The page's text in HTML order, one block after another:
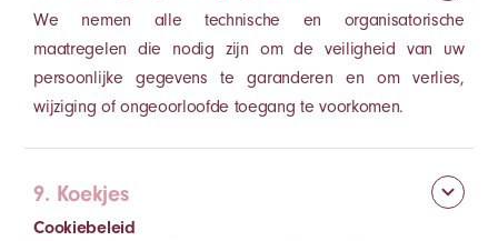
We nemen alle technische en organisatorische
maatregelen die nodig zijn om de veiligheid van uw
persoonlijke gegevens te garanderen en om verlies,
wijziging of ongeoorloofde toegang te voorkomen.
9. Koekjes
Cookiebeleid